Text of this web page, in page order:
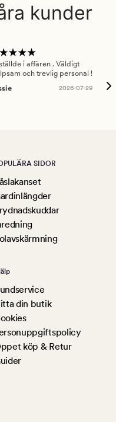
kunder
i affären . Väldigt
och trevlig personal !
2026-07-29
SIDOR
din butik
köp & Retur